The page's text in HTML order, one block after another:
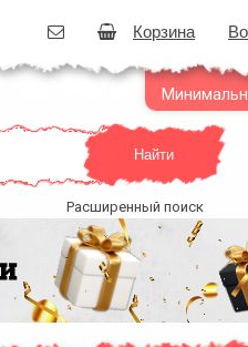
Корзина
Найти
Расширенный поиск